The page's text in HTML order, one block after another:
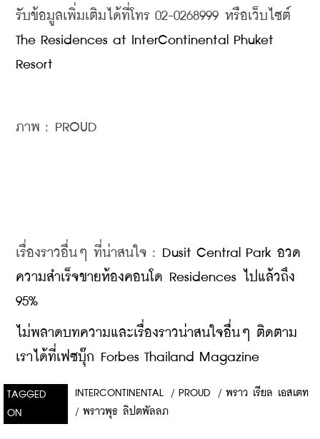
The Residences at InterContinental Phuket
Resort
ภาพ : PROUD
เรื่องราวอื่นๆ ที่น่าสนใจ :
Dusit Central Park อวด
ความสำเร็จขายห้องคอนโด Residences ไปแล้วถึง
95%
ไม่พลาดบทความและเรื่องราวน่าสนใจอื่นๆ ติดตาม
เราได้ที่เฟซบุ๊ก Forbes Thailand Magazine
TAGGED
ON
INTERCONTINENTAL / PROUD / พราว เรียล เอสเตท
/ พราวพุธ ลิปตพัลลภ